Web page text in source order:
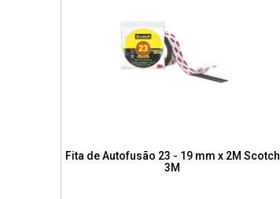
Fita de Autofusão 23 - 19 mm x 2M Scotch
3M